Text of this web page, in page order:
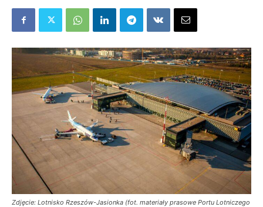
Zdjęcie: Lotnisko Rzeszów-Jasionka (fot. materiały prasowe Portu Lotniczego